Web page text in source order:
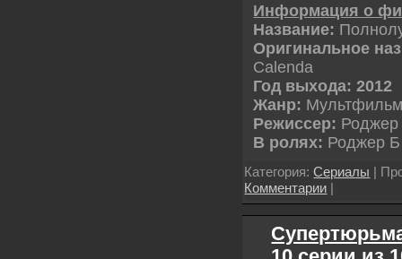
Информация о
Название:
Оригинальное
Calenda
Год выхода: 2012
Жанр:
Режиссер:
В ролях: Роджер
Категория:Сериалы |
Комментарии |